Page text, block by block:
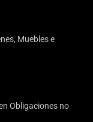
Muebles e
Obligaciones no